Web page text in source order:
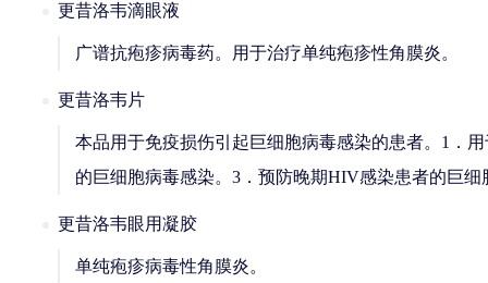
更昔洛韦滴眼液
广谱抗疱疹病毒药。用于治疗单纯疱疹性角膜炎。
更昔洛韦片
本品用于免疫损伤引起巨细胞病毒感染的患者。1．
的巨细胞病毒感染。3．预防晚期HIV感染患者的巨细
更昔洛韦眼用凝胶
单纯疱疹病毒性角膜炎。